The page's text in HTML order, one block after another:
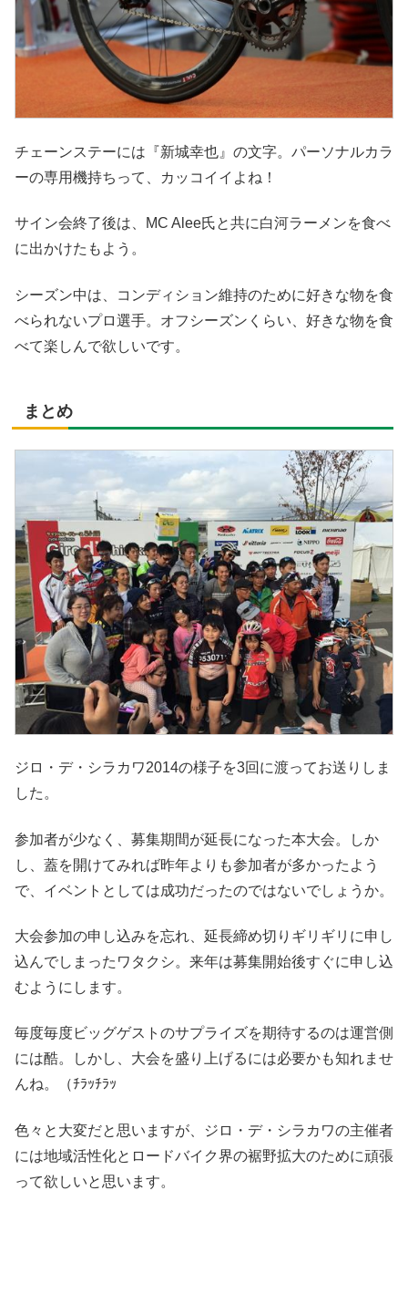
チェーンステーには『新城幸也』の文字。パーソナルカラ
ーの専用機持ちって、カッコイイよね！
サイン会終了後は、MC Alee氏と共に白河ラーメンを食べ
に出かけたもよう。
シーズン中は、コンディション維持のために好きな物を食
べられないプロ選手。オフシーズンくらい、好きな物を食
べて楽しんで欲しいです。
まとめ
ジロ・デ・シラカワ2014の様子を3回に渡ってお送りしま
した。
参加者が少なく、募集期間が延長になった本大会。しか
し、蓋を開けてみれば昨年よりも参加者が多かったよう
で、イベントとしては成功だったのではないでしょうか。
大会参加の申し込みを忘れ、延長締め切りギリギリに申し
込んでしまったワタクシ。来年は募集開始後すぐに申し込
むようにします。
毎度毎度ビッグゲストのサプライズを期待するのは運営側
には酷。しかし、大会を盛り上げるには必要かも知れませ
んね。（ﾁﾗｯﾁﾗｯ
色々と大変だと思いますが、ジロ・デ・シラカワの主催者
には地域活性化とロードバイク界の裾野拡大のために頑張
って欲しいと思います。